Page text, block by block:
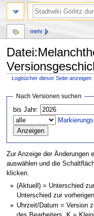
Logbücher dieser Seite anzeigen
springen
springen
Nach Versionen suchen
bis Jahr:
Markierungs
Zur Anzeige der Änderungen
auswählen und die
klicken.
(Aktuell) = Unterschied
Unterschied zur
Uhrzeit/Datum = Version
mehr